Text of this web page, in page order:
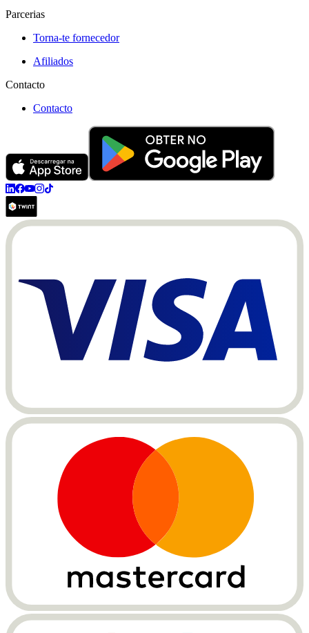
Parcerias
Torna-te fornecedor
Afiliados
Contacto
Contacto